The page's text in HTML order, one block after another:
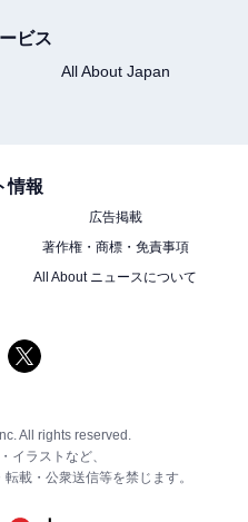
ビス
All About Japan
情報
広告掲載
著作権・商標・免責事項
All About ニュースについて
All rights reserved.
イラストなど、
載・公衆送信等を禁じます。